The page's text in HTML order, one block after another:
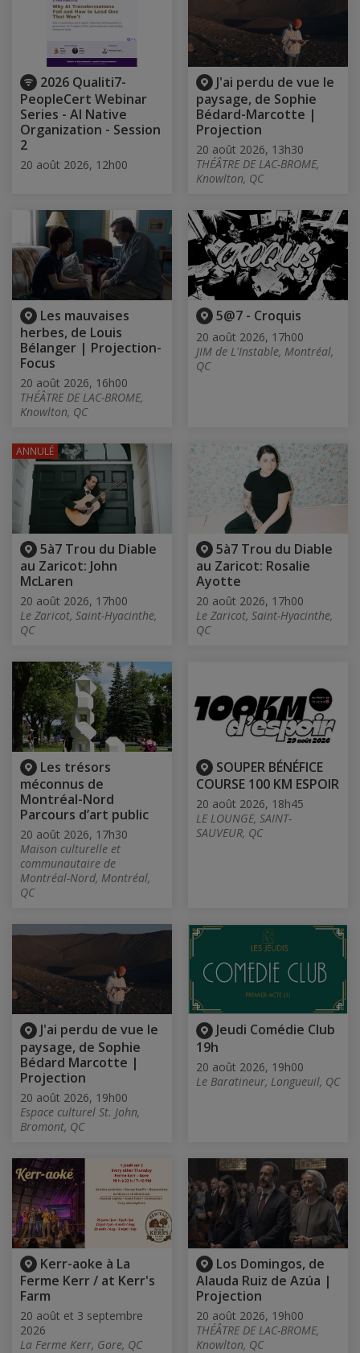
2026 Qualiti7-
PeopleCert Webinar
Series - AI Native
Organization - Session
2
20 août 2026, 12h00
J'ai perdu de vue le
paysage, de Sophie
Bédard-Marcotte |
Projection
20 août 2026, 13h30
THÉÂTRE DE LAC-BROME,
Knowlton, QC
Les mauvaises
herbes, de Louis
Bélanger | Projection-
Focus
20 août 2026, 16h00
THÉÂTRE DE LAC-BROME,
Knowlton, QC
5@7 - Croquis
20 août 2026, 17h00
JIM de L'Instable, Montréal,
QC
5à7 Trou du Diable
au Zaricot: John
McLaren
20 août 2026, 17h00
Le Zaricot, Saint-Hyacinthe,
QC
ANNULÉ
5à7 Trou du Diable
au Zaricot: Rosalie
Ayotte
20 août 2026, 17h00
Le Zaricot, Saint-Hyacinthe,
QC
Les trésors
méconnus de
Montréal-Nord
Parcours d’art public
20 août 2026, 17h30
Maison culturelle et
communautaire de
Montréal-Nord, Montréal,
QC
SOUPER BÉNÉFICE
COURSE 100 KM ESPOIR
20 août 2026, 18h45
LE LOUNGE, SAINT-
SAUVEUR, QC
J'ai perdu de vue le
paysage, de Sophie
Bédard Marcotte |
Projection
20 août 2026, 19h00
Espace culturel St. John,
Bromont, QC
Jeudi Comédie Club
19h
20 août 2026, 19h00
Le Baratineur, Longueuil, QC
Kerr-aoke à La
Ferme Kerr / at Kerr's
Farm
20 août et 3 septembre
2026
La Ferme Kerr, Gore, QC
Los Domingos, de
Alauda Ruiz de Azúa |
Projection
20 août 2026, 19h00
THÉÂTRE DE LAC-BROME,
Knowlton, QC